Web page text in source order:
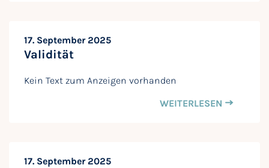
17. September 2025
Validität
Kein Text zum Anzeigen vorhanden
WEITERLESEN
17. September 2025